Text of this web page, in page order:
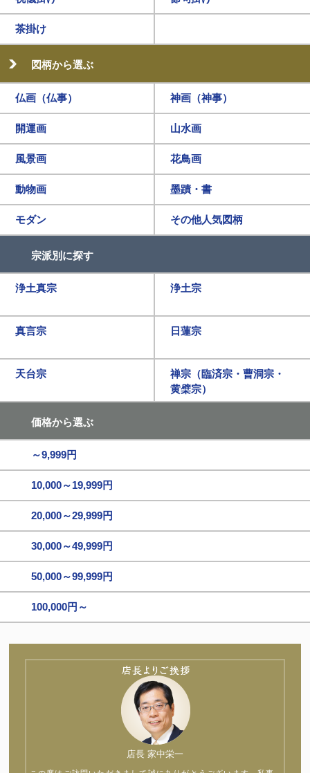
茶掛け
図柄から選ぶ
仏画（仏事） 神画（神事）
開運画 山水画
風景画 花鳥画
動物画 墨蹟・書
モダン その他人気図柄
宗派別に探す
浄土真宗 浄土宗
真言宗 日蓮宗
天台宗
禅宗（臨済宗・曹洞宗・
黄檗宗）
価格から選ぶ
～9,999円
10,000～19,999円
20,000～29,999円
30,000～49,999円
50,000～99,999円
100,000円～
店長 家中栄一